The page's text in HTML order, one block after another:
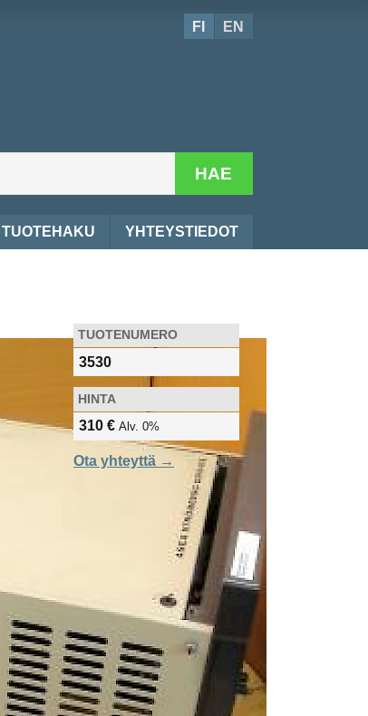
HAE
FI EN
TUOTEHAKU YHTEYSTIEDOT
TUOTENUMERO
3530
HINTA
310 € Alv. 0%
Ota yhteyttä →